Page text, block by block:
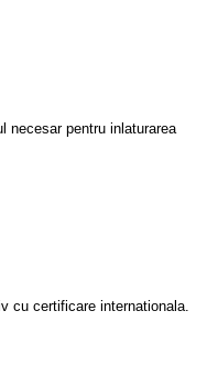
necesar pentru inlaturarea
cu certificare internationala.